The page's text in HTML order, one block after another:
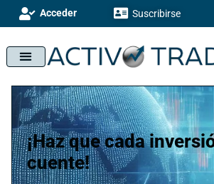
Acceder Suscribirse
¡Haz que cada
cuente!